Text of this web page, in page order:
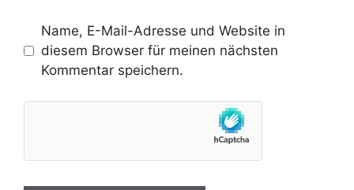
Name, E-Mail-Adresse und Website in
diesem Browser für meinen nächsten
Kommentar speichern.